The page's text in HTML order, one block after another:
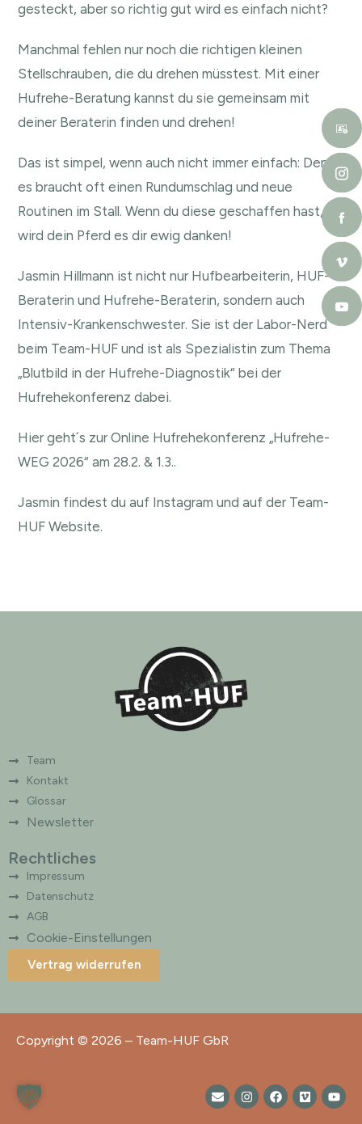
gesteckt, aber so richtig gut wird es einfach nicht?
Manchmal fehlen nur noch die richtigen kleinen
Stellschrauben, die du drehen müsstest. Mit einer
Hufrehe-Beratung kannst du sie gemeinsam mit
deiner Beraterin finden und drehen!
Das ist simpel, wenn auch nicht immer einfach: Denn
es braucht oft einen Rundumschlag und neue
Routinen im Stall. Wenn du diese geschaffen hast,
wird dein Pferd es dir ewig danken!
Jasmin Hillmann ist nicht nur Hufbearbeiterin, HUF-
Beraterin und Hufrehe-Beraterin, sondern auch
Intensiv-Krankenschwester. Sie ist der Labor-Nerd
beim Team-HUF und ist als Spezialistin zum Thema
„Blutbild in der Hufrehe-Diagnostik“ bei der
Hufrehekonferenz dabei.
Hier geht´s zur Online Hufrehekonferenz „Hufrehe-
WEG 2026“ am 28.2. & 1.3..
Jasmin findest du auf Instagram und auf der Team-
HUF Website.
Team
Kontakt
Glossar
Newsletter
Rechtliches
Impressum
Datenschutz
AGB
Cookie-Einstellungen
Vertrag widerrufen
Copyright © 2026 – Team-HUF GbR